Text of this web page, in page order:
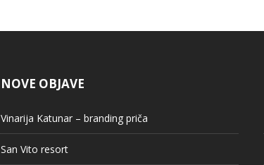
NOVE OBJAVE
Vinarija Katunar – branding priča
San Vito resort